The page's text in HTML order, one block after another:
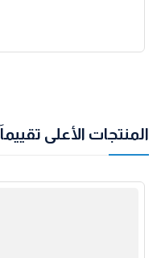
المنتجات الأعلى تقييماً